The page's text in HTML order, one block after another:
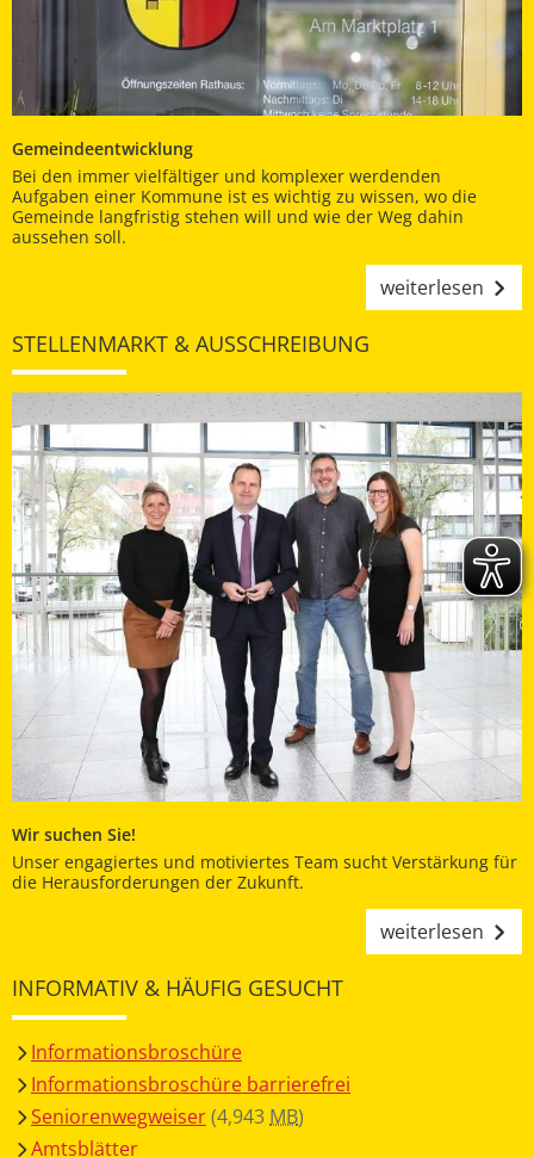
Gemeindeentwicklung
Bei den immer vielfältiger und komplexer werdenden
Aufgaben einer Kommune ist es wichtig zu wissen, wo die
Gemeinde langfristig stehen will und wie der Weg dahin
aussehen soll.
weiterlesen
STELLENMARKT & AUSSCHREIBUNG
Wir suchen Sie!
Unser engagiertes und motiviertes Team sucht Verstärkung für
die Herausforderungen der Zukunft.
weiterlesen
INFORMATIV & HÄUFIG GESUCHT
Informationsbroschüre
Informationsbroschüre barrierefrei
Seniorenwegweiser(4,943 MB)
Amtsblätter